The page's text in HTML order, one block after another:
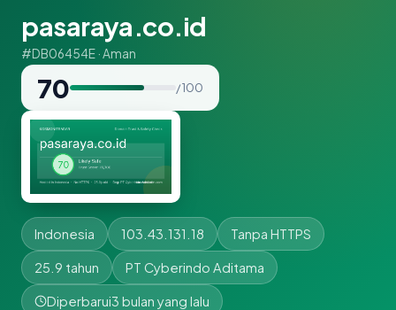
pasaraya.co.id
#DB06454E · Aman
70 / 100
Indonesia 103.43.131.18 Tanpa HTTPS
25.9 tahun PT Cyberindo Aditama
Diperbarui3 bulan yang lalu